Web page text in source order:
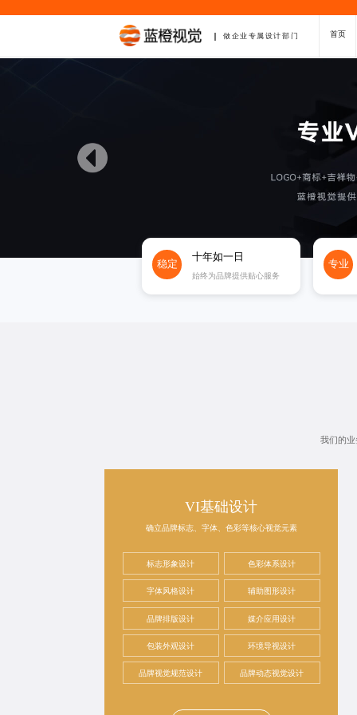
做企业专属设计部门 首页
稳定
十年如一日
始终为品牌提供贴心服务
专业
我们的
VI基础设计
确立品牌标志、字体、色彩等核心视觉元素
标志形象设计 色彩体系设计
字体风格设计 辅助图形设计
品牌排版设计 媒介应用设计
包装外观设计 环境导视设计
品牌视觉规范设计 品牌动态视觉设计